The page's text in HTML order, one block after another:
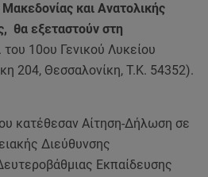
και Ανατολικής
θα εξεταστούν στη
του 10ου Γενικού Λυκείου
204, Θεσσαλονίκη, Τ.Κ. 54352).
κατέθεσαν Αίτηση-Δήλωση σε
Διεύθυνσης
Εκπαίδευσης